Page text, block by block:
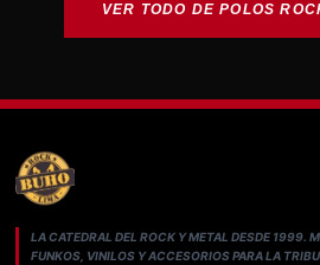
VER TODO DE POLOS
LA CATEDRAL DEL ROCK Y METAL DESDE 1999.
FUNKOS, VINILOS Y ACCESORIOS PARA LA